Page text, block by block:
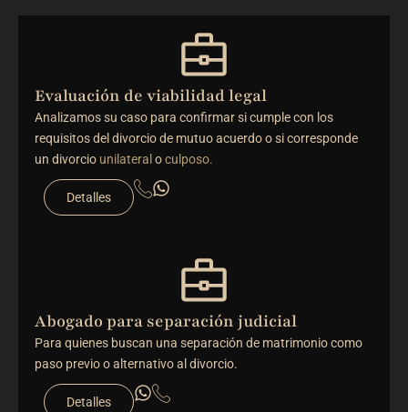
Evaluación de viabilidad legal
Analizamos su caso para confirmar si cumple con los
requisitos del divorcio de mutuo acuerdo o si corresponde
un divorcio unilateral oculposo.
Detalles
Abogado para separación judicial
Para quienes buscan una separación de matrimonio como
paso previo o alternativo al divorcio.
Detalles